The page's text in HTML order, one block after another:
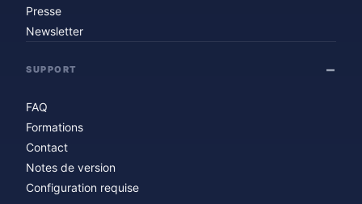
Presse
Newsletter
SUPPORT
FAQ
Formations
Contact
Notes de version
Configuration requise